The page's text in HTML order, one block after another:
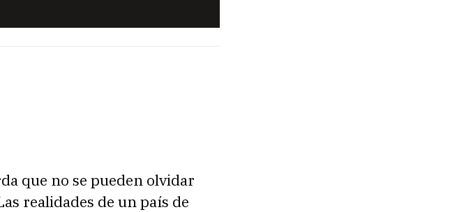
que no se pueden olvidar
realidades de un país de